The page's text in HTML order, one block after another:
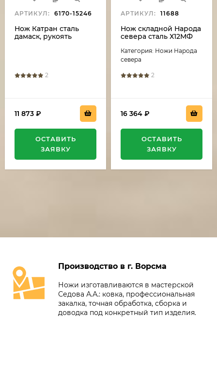
АРТИКУЛ: 6170-15246
Нож Катран сталь
дамаск, рукоять
2
11 873 ₽
ОСТАВИТЬ
ЗАЯВКУ
АРТИКУЛ: 11688
Нож складной Народа
севера сталь Х12МФ
с белой
Категория: Ножи Народа
севера
2
16 364 ₽
ОСТАВИТЬ
ЗАЯВКУ
Производство в г. Ворсма
Ножи изготавливаются в мастерской
Седова А.А.: ковка, профессиональная
закалка, точная обработка, сборка и
доводка под конкретный тип изделия.